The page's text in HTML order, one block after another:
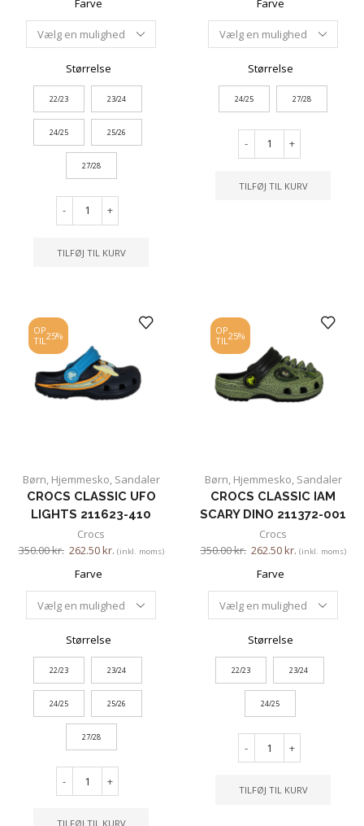
Farve
Størrelse
22/23 23/24
24/25 25/26
27/28
- +
TILFØJ TIL KURV
Farve
Størrelse
24/25 27/28
- +
TILFØJ TIL KURV
OP
TIL25%
Børn, Hjemmesko, Sandaler
CROCS CLASSIC UFO
LIGHTS 211623-410
Crocs
350.00kr. 262.50kr. (inkl. moms)
Farve
Størrelse
22/23 23/24
24/25 25/26
27/28
- +
TILFØJ TIL KURV
OP
TIL25%
Børn, Hjemmesko, Sandaler
CROCS CLASSIC IAM
SCARY DINO 211372-001
Crocs
350.00kr. 262.50kr. (inkl. moms)
Farve
Størrelse
22/23 23/24
24/25
- +
TILFØJ TIL KURV